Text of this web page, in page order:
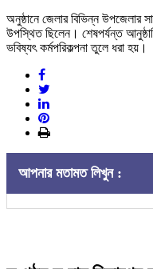
অনুষ্ঠানে জেলার বিভিন্ন উপজেলার
উপস্থিত ছিলেন। শেষপর্যন্ত
ভবিষ্যৎ কর্মপরিকল্পনা তুলে ধরা হয়।
আপনার মতামত লিখুন :